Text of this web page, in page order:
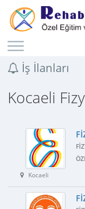
İş İlanları
Kocaeli
Kocaeli